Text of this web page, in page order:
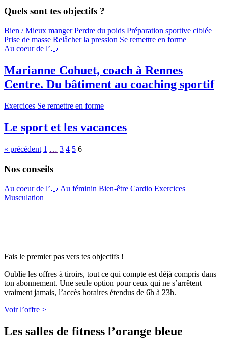
Quels sont tes objectifs ?
Bien / Mieux mangerPerdre du poids Préparation sportive ciblée
Prise de masse Relâcher la pression Se remettre en forme
Au coeur de l’🍊
Marianne Cohuet, coach à Rennes
Centre. Du bâtiment au coaching sportif
Exercices Se remettre en forme
Le sport et les vacances
« précédent 1 … 3 4 5 6
Nos conseils
Au coeur de l’🍊 Au féminin Bien-être Cardio Exercices
Musculation
Fais le premier pas vers tes objectifs !
Oublie les offres à tiroirs, tout ce qui compte est déjà compris dans
ton abonnement. Une seule option pour ceux qui ne s’arrêtent
vraiment jamais, l’accès horaires étendus de 6h à 23h.
Voir l’offre >
Les salles de fitness l’orange bleue